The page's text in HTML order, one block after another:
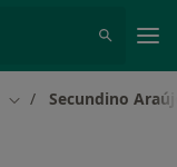
Mudar de cidade
Secundino